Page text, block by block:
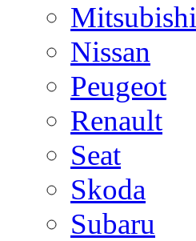
Mitsubishi
Nissan
Peugeot
Renault
Seat
Skoda
Subaru